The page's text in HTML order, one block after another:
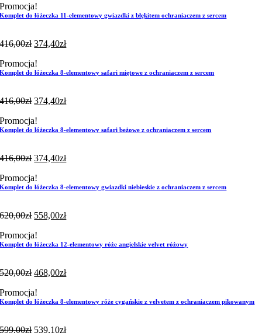
Promocja!
Komplet do łóżeczka 11-elementowy gwiazdki z błękitem ochraniaczem z sercem
416,00zł 374,40zł
Promocja!
Komplet do łóżeczka 8-elementowy safari miętowe z ochraniaczem z sercem
416,00zł 374,40zł
Promocja!
Komplet do łóżeczka 8-elementowy safari beżowe z ochraniaczem z sercem
416,00zł 374,40zł
Promocja!
Komplet do łóżeczka 8-elementowy gwiazdki niebieskie z ochraniaczem z sercem
620,00zł 558,00zł
Promocja!
Komplet do łóżeczka 12-elementowy róże angielskie velvet różowy
520,00zł 468,00zł
Promocja!
Komplet do łóżeczka 8-elementowy róże cygańskie z velvetem z ochraniaczem pikowanym
599,00zł 539,10zł